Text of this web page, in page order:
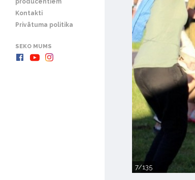
Kontakti
Privātuma politika
SEKO MUMS
7/135